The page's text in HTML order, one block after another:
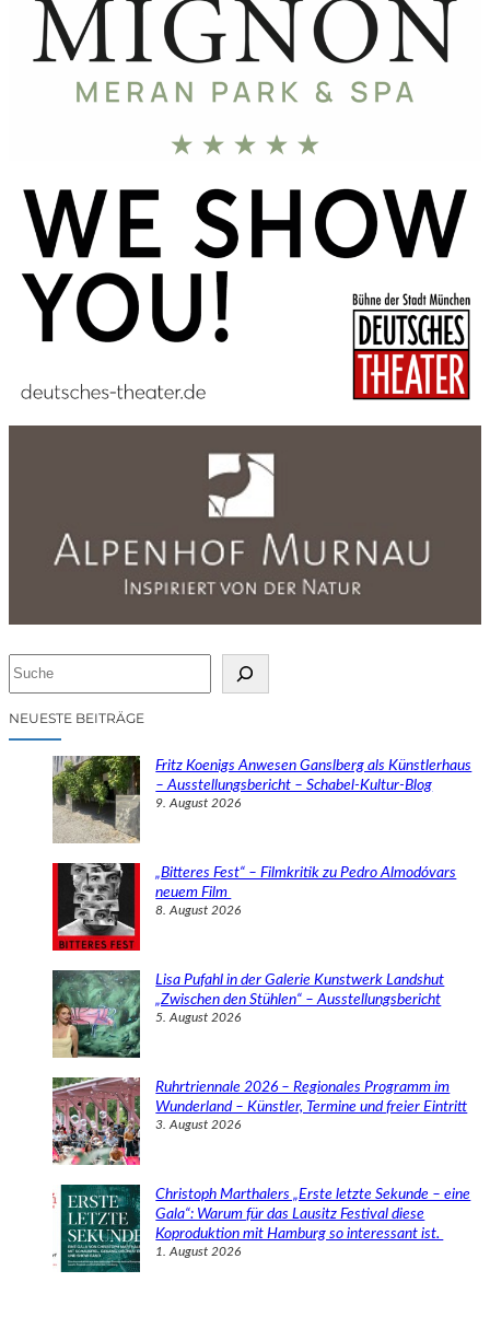
cNEUESTE BEITRÄGE
Fritz Koenigs Anwesen Ganslberg als Künstlerhaus
– Ausstellungsbericht – Schabel-Kultur-Blog
9. August 2026
„Bitteres Fest“ – Filmkritik zu Pedro Almodóvars
neuem Film
8. August 2026
Lisa Pufahl in der Galerie Kunstwerk Landshut
„Zwischen den Stühlen“ – Ausstellungsbericht
5. August 2026
Ruhrtriennale 2026 – Regionales Programm im
Wunderland – Künstler, Termine und freier Eintritt
3. August 2026
Christoph Marthalers „Erste letzte Sekunde – eine
Gala“: Warum für das Lausitz Festival diese
Koproduktion mit Hamburg so interessant ist.
1. August 2026